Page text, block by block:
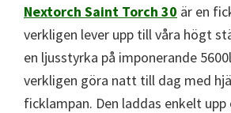
Nextorch Saint Torch 30 är en
verkligen lever upp till våra högt
en ljusstyrka på imponerande
verkligen göra natt till dag med
ficklampan. Den laddas enkelt